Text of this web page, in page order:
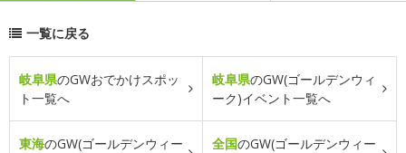
一覧に戻る
岐阜県のGWおでかけスポッ
ト一覧へ
岐阜県のGW(ゴールデンウィ
ーク)イベント一覧へ
東海のGW(ゴールデンウィー
全国のGW(ゴールデンウィー